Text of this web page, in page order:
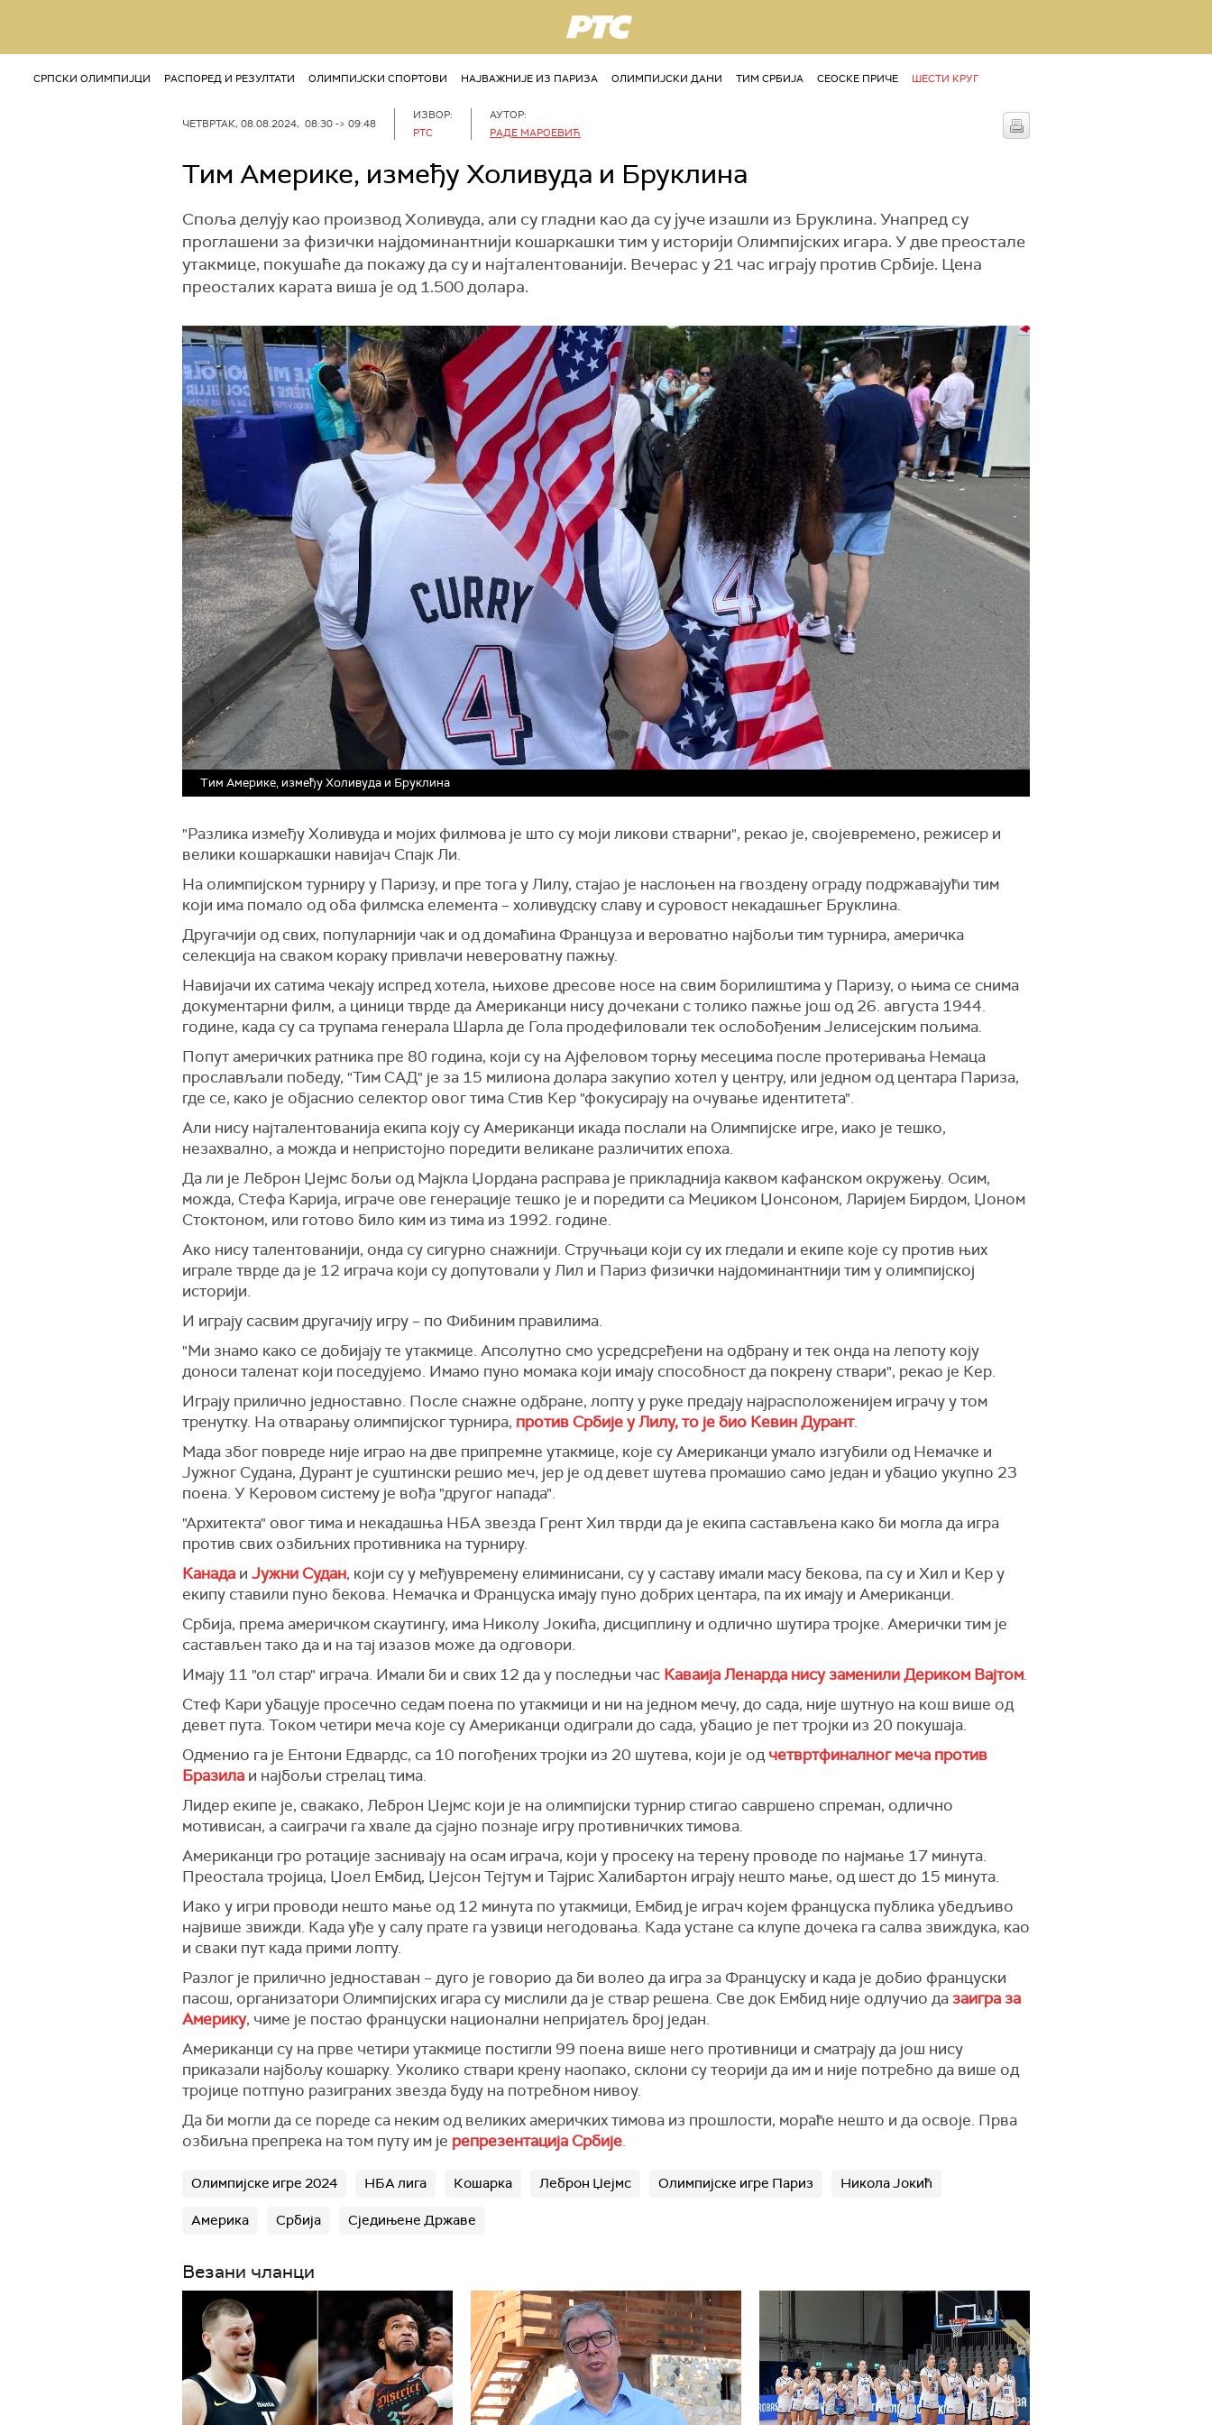
РТС
СРПСКИ ОЛИМПИЈЦИ РАСПОРЕД И РЕЗУЛТАТИ ОЛИМПИЈСКИ СПОРТОВИ НАЈВАЖНИЈЕ ИЗ ПАРИЗА ОЛИМПИЈСКИ ДАНИ ТИМ СРБИЈА СЕОСКЕ ПРИЧЕ ШЕСТИ КРУГ
ЧЕТВРТАК, 08.08.2024, 08:30 -> 09:48
ИЗВОР:
РТС
АУТОР:
РАДЕ МАРОЕВИЋ
Тим Америке, између Холивуда и Бруклина
Споља делују као производ Холивуда, али су гладни као да су јуче изашли из Бруклина. Унапред су
проглашени за физички најдоминантнији кошаркашки тим у историји Олимпијских игара. У две преостале
утакмице, покушаће да покажу да су и најталентованији. Вечерас у 21 час играју против Србије. Цена
преосталих карата вишa је од 1.500 долара.
Тим Америке, између Холивуда и Бруклина
"Разлика између Холивуда и мојих филмова је што су моји ликови стварни", рекао је, својевремено, режисер и
велики кошаркашки навијач Спајк Ли.
На олимпијском турниру у Паризу, и пре тога у Лилу, стајао је наслоњен на гвоздену ограду подржавајући тим
који има помало од оба филмска елемента – холивудску славу и суровост некадашњег Бруклина.
Другачији од свих, популарнији чак и од домаћина Француза и вероватно најбољи тим турнира, америчка
селекција на сваком кораку привлачи невероватну пажњу.
Навијачи их сатима чекају испред хотела, њихове дресове носе на свим борилиштима у Паризу, о њима се снима
документарни филм, а циници тврде да Американци нису дочекани с толико пажње још од 26. августа 1944.
године, када су са трупама генерала Шарла де Гола продефиловали тек ослобођеним Јелисејским пољима.
Попут америчких ратника пре 80 година, који су на Ајфеловом торњу месецима после протеривања Немаца
прослављали победу, "Тим САД" је за 15 милиона долара закупио хотел у центру, или једном од центара Париза,
где се, како је објаснио селектор овог тима Стив Кер "фокусирају на очување идентитета".
Али нису најталентованија екипа коју су Американци икада послали на Олимпијске игре, иако је тешко,
незахвално, а можда и непристојно поредити великане различитих епоха.
Да ли је Леброн Џејмс бољи од Мајкла Џордана расправа је прикладнија каквом кафанском окружењу. Осим,
можда, Стефа Карија, играче ове генерације тешко је и поредити са Меџиком Џонсоном, Ларијем Бирдом, Џоном
Стоктоном, или готово било ким из тима из 1992. године.
Ако нису талентованији, онда су сигурно снажнији. Стручњаци који су их гледали и екипе које су против њих
играле тврде да је 12 играча који су допутовали у Лил и Париз физички најдоминантнији тим у олимпијској
историји.
И играју сасвим другачију игру – по Фибиним правилима.
"Ми знамо како се добијају те утакмице. Апсолутно смо усредсређени на одбрану и тек онда на лепоту коју
доноси таленат који поседујемо. Имамо пуно момака који имају способност да покрену ствари", рекао је Кер.
Играју прилично једноставно. После снажне одбране, лопту у руке предају најрасположенијем играчу у том
тренутку. На отварању олимпијског турнира, против Србије у Лилу, то је био Кевин Дурант.
Мада због повреде није играо на две припремне утакмице, које су Американци умало изгубили од Немачке и
Јужног Судана, Дурант је суштински решио меч, јер је од девет шутева промашио само један и убацио укупно 23
поена. У Керовом систему је вођа "другог напада".
"Архитекта" овог тима и некадашња НБА звезда Грент Хил тврди да је екипа састављена како би могла да игра
против свих озбиљних противника на турниру.
Канада и Јужни Судан, који су у међувремену елиминисани, су у саставу имали масу бекова, па су и Хил и Кер у
екипу ставили пуно бекова. Немачка и Француска имају пуно добрих центара, па их имају и Американци.
Србија, према америчком скаутингу, има Николу Јокића, дисциплину и одлично шутира тројке. Амерички тим је
састављен тако да и на тај изазов може да одговори.
Имају 11 "ол стар" играча. Имали би и свих 12 да у последњи час Каваија Ленарда нису заменили Дериком Вајтом.
Стеф Кари убацује просечно седам поена по утакмици и ни на једном мечу, до сада, није шутнуо на кош више од
девет пута. Током четири меча које су Американци одиграли до сада, убацио је пет тројки из 20 покушаја.
Одменио га је Ентони Едвардс, са 10 погођених тројки из 20 шутева, који је одчетвртфиналног меча против
Бразила и најбољи стрелац тима.
Лидер екипе је, свакако, Леброн Џејмс који је на олимпијски турнир стигао савршено спреман, одлично
мотивисан, а саиграчи га хвале да сјајно познаје игру противничких тимова.
Американци гро ротације заснивају на осам играча, који у просеку на терену проводе по најмање 17 минута.
Преостала тројица, Џоел Ембид, Џејсон Тејтум и Тајрис Халибартон играју нешто мање, од шест до 15 минута.
Иако у игри проводи нешто мање од 12 минута по утакмици, Ембид је играч којем француска публика убедљиво
највише звижди. Када уђе у салу прате га узвици негодовања. Када устане са клупе дочека га салва звиждука, као
и сваки пут када прими лопту.
Разлог је прилично једноставан – дуго је говорио да би волео да игра за Француску и када је добио француски
пасош, организатори Олимпијских игара су мислили да је ствар решена. Све док Ембид није одлучио да заигра за
Америку, чиме је постао француски национални непријатељ број један.
Американци су на прве четири утакмице постигли 99 поена више него противници и сматрају да још нису
приказали најбољу кошарку. Уколико ствари крену наопако, склони су теорији да им и није потребно да више од
тројице потпуно разиграних звезда буду на потребном нивоу.
Да би могли да се пореде са неким од великих америчких тимова из прошлости, мораће нешто и да освоје. Прва
озбиљна препрека на том путу им је репрезентација Србије.
Олимпијске игре 2024 НБА лига Кошарка Леброн Џејмс Олимпијске игре Париз Никола Јокић
Америка Србија Сједињене Државе
Везани чланци